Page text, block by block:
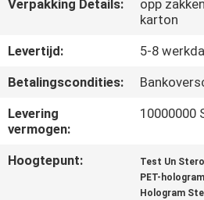
GEVALLEN
SITEMAP
PRIVACY
Verpakking Details:
opp
karton
Levertijd:
5-8
Betalingscondities:
Levering
vermogen:
10000000
Hoogtepunt: Test Un
PET-
Hologram